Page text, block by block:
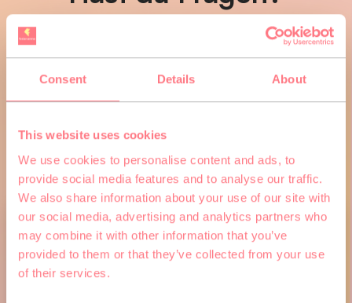
Consent Details About
This website uses cookies
We use cookies to personalise content and ads, to
provide social media features and to analyse our traffic.
We also share information about your use of our site with
our social media, advertising and analytics partners who
may combine it with other information that you’ve
provided to them or that they’ve collected from your use
of their services.
Unser Team hilft dir gerne
weiter – per Telefon, E-Mail oder
Kontaktformular erreichst du
uns. Wir finden gemeinsam das
passende VR-Abenteuer für
dich.